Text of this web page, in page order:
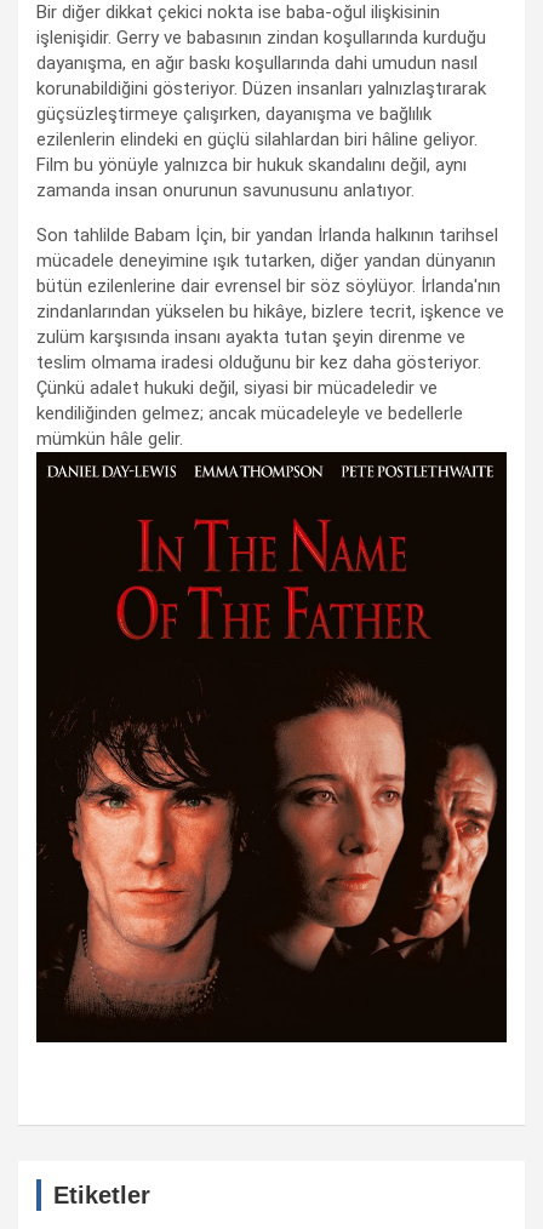
Bir diğer dikkat çekici nokta ise baba-oğul ilişkisinin
işlenişidir. Gerry ve babasının zindan koşullarında kurduğu
dayanışma, en ağır baskı koşullarında dahi umudun nasıl
korunabildiğini gösteriyor. Düzen insanları yalnızlaştırarak
güçsüzleştirmeye çalışırken, dayanışma ve bağlılık
ezilenlerin elindeki en güçlü silahlardan biri hâline geliyor.
Film bu yönüyle yalnızca bir hukuk skandalını değil, aynı
zamanda insan onurunun savunusunu anlatıyor.
Son tahlilde Babam İçin, bir yandan İrlanda halkının tarihsel
mücadele deneyimine ışık tutarken, diğer yandan dünyanın
bütün ezilenlerine dair evrensel bir söz söylüyor. İrlanda'nın
zindanlarından yükselen bu hikâye, bizlere tecrit, işkence ve
zulüm karşısında insanı ayakta tutan şeyin direnme ve
teslim olmama iradesi olduğunu bir kez daha gösteriyor.
Çünkü adalet hukuki değil, siyasi bir mücadeledir ve
kendiliğinden gelmez; ancak mücadeleyle ve bedellerle
mümkün hâle gelir.
Etiketler